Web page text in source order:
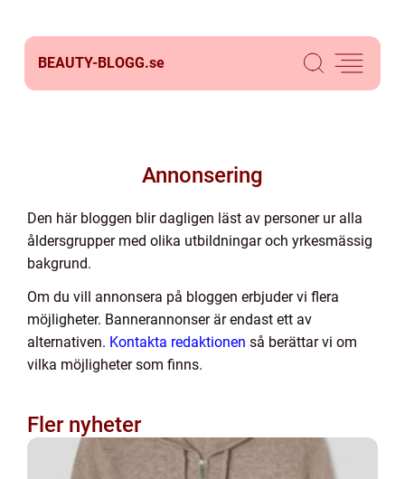
BEAUTY-BLOGG.se
Annonsering
Den här bloggen blir dagligen läst av personer ur alla
åldersgrupper med olika utbildningar och yrkesmässig
bakgrund.
Om du vill annonsera på bloggen erbjuder vi flera
möjligheter. Bannerannonser är endast ett av
alternativen. Kontakta redaktionen så berättar vi om
vilka möjligheter som finns.
Fler nyheter